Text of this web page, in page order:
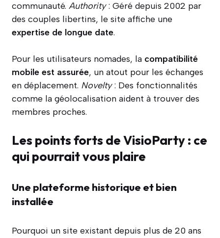
communauté. Authority: Géré depuis 2002 par
des couples libertins, le site affiche une
expertise de longue date.
Pour les utilisateurs nomades, la compatibilité
mobile est assurée, un atout pour les échanges
en déplacement. Novelty: Des fonctionnalités
comme la géolocalisation aident à trouver des
membres proches.
Les points forts de VisioParty : ce
qui pourrait vous plaire
Une plateforme historique et bien
installée
Pourquoi un site existant depuis plus de 20 ans